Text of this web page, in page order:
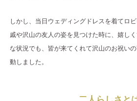
しかし、当日ウェディングドレスを着てロ
戚や沢山の友人の姿を見つけた時に、嬉し
な状況でも、皆が来てくれて沢山のお祝い
動しました。